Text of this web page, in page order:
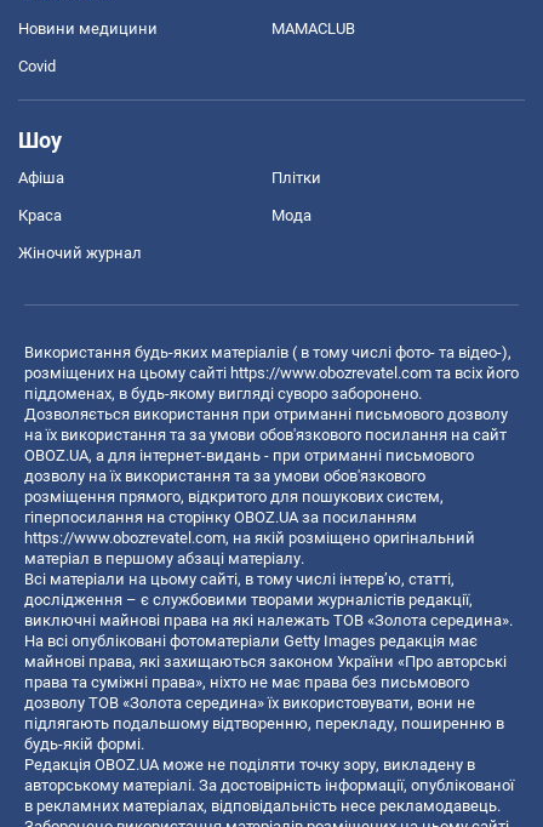
Новини медицини MAMACLUB
Covid
Шоу
Афіша Плітки
Краса Мода
Жіночий журнал
Використання будь-яких матеріалів ( в тому числі фото- та відео-),
розміщених на цьому сайті https://www.obozrevatel.com та всіх його
піддоменах, в будь-якому вигляді суворо заборонено.
Дозволяється використання при отриманні письмового дозволу
на їх використання та за умови обов'язкового посилання на сайт
OBOZ.UA, а для інтернет-видань - при отриманні письмового
дозволу на їх використання та за умови обов'язкового
розміщення прямого, відкритого для пошукових систем,
гіперпосилання на сторінку OBOZ.UA за посиланням
https://www.obozrevatel.com, на якій розміщено оригінальний
матеріал в першому абзаці матеріалу.
Всі матеріали на цьому сайті, в тому числі інтерв’ю, статті,
дослідження – є службовими творами журналістів редакції,
виключні майнові права на які належать ТОВ «Золота середина».
На всі опубліковані фотоматеріали Getty Images редакція має
майнові права, які захищаються законом України «Про авторські
права та суміжні права», ніхто не має права без письмового
дозволу ТОВ «Золота середина» їх використовувати, вони не
підлягають подальшому відтворенню, перекладу, поширенню в
будь-якій формі.
Редакція OBOZ.UA може не поділяти точку зору, викладену в
авторському матеріалі. За достовірність інформації, опублікованої
в рекламних матеріалах, відповідальність несе рекламодавець.